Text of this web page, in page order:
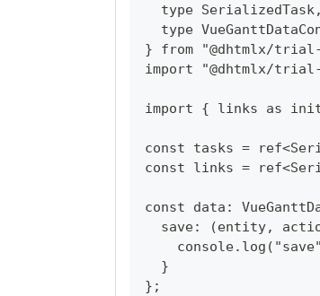
  type SerializedTask,
type
} from "@dhtmlx/
import "@dhtmlx/
import { links as
const tasks =
const links =
const data:
save: (entity,
  }
};